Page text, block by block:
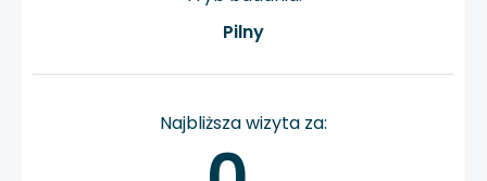
Pilny
Najbliższa wizyta za: